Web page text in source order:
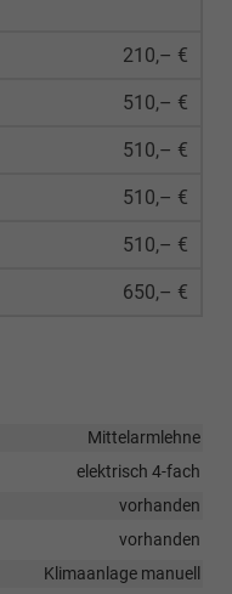
210,– €
510,– €
510,– €
510,– €
510,– €
650,– €
Mittelarmlehne
elektrisch 4-fach
vorhanden
vorhanden
Klimaanlage manuell